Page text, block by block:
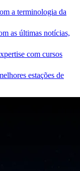
a terminologia da
as últimas notícias,
com cursos
estações de